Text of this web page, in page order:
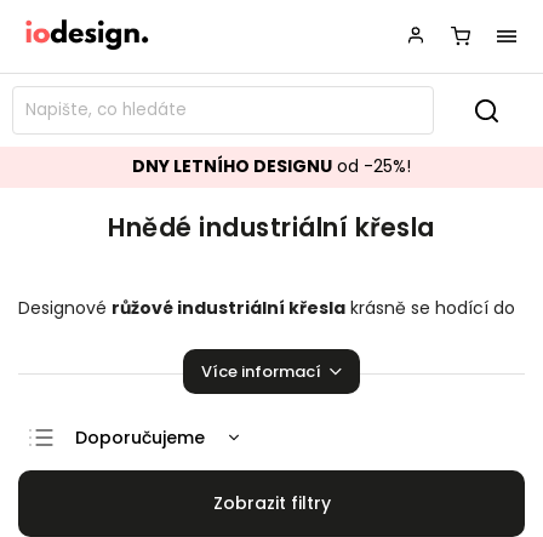
DNY LETNÍHO DESIGNU od -25%!
Hnědé industriální křesla
Designové růžové industriální křesla krásně se hodící do
Více informací
Doporučujeme
Nejlevnější